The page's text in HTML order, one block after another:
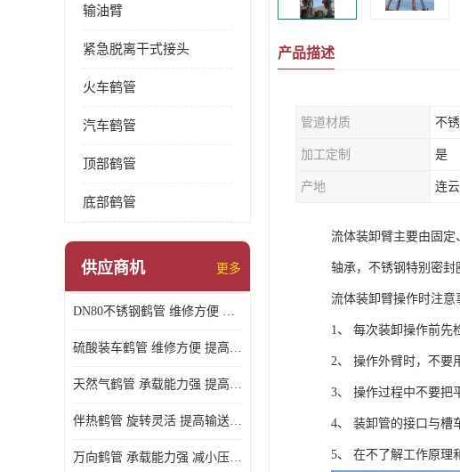
输油臂
紧急脱离干式接头
火车鹤管
汽车鹤管
顶部鹤管
底部鹤管
供应商机 更多
DN80不锈钢鹤管 维修方便 提高输送效率
硫酸装车鹤管 维修方便 提高输送效率
天然气鹤管 承载能力强 提高输送效率
伴热鹤管 旋转灵活 提高输送效率
万向鹤管 承载能力强 减小压力损失
产品描述
管道材质 不
加工定制 是
产地 连
流体装卸臂主要由固
轴承，不锈钢特别密封
流体装卸臂操作时注意
1、 每次装卸操作前先
2、 操作外臂时，不要
3、 操作过程中不要把
4、 装卸管的接口与槽
5、 在不了解工作原理